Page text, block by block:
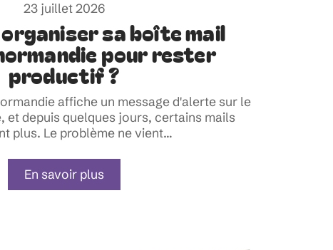
23 juillet 2026
sa boîte mail
pour rester
productif ?
affiche un message d'alerte sur le
et depuis quelques jours, certains mails
plus. Le problème ne vient…
En savoir plus